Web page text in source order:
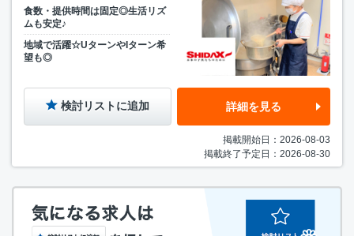
食数・提供時間は固定◎生活リズ
ムも安定♪
地域で活躍☆UターンやIターン希
望も◎
検討リストに追加 詳細を見る
掲載開始日：2026-08-03
掲載終了予定日：2026-08-30